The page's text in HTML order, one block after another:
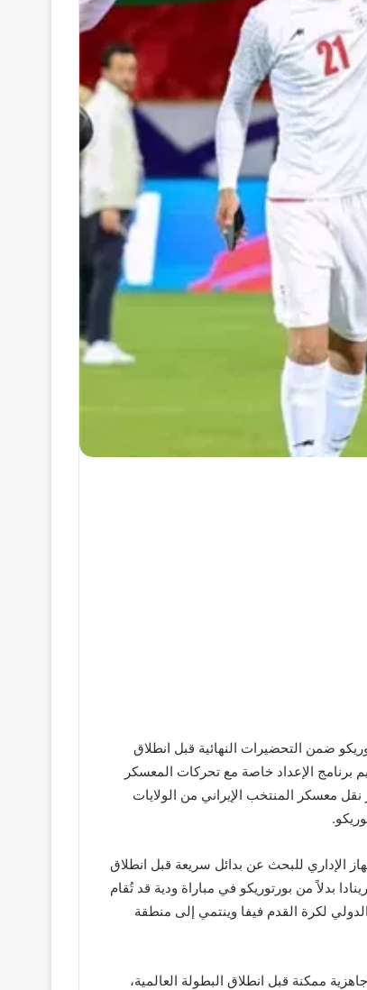
مقررة أمام بورتوريكو ضمن التحضيرات النهائية قبل انطلاق
ويأتي هذا التغيير في إطار إعادة تنظيم برنامج الإعداد خاصة مع تحركات المعسكر
معسكر المنتخب الإيراني من الولايات
الإداري للبحث عن بدائل سريعة قبل انطلاق
بدلاً من بورتوريكو في مباراة ودية قد تُقام
المغمورة على الساحة الدولية حيث يحتل المركز 163 في تصنيف الاتحاد الدولي لكرة القدم فيفا وينتمي إلى منطقة
ممكنة قبل انطلاق البطولة العالمية،